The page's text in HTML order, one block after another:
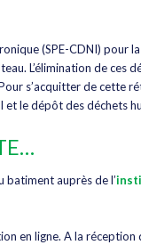
(SPE-CDNI) pour
L’élimination de ces
s’acquitter de cette
et le dépôt des déchets
batiment auprès de l’
en ligne. A la réception